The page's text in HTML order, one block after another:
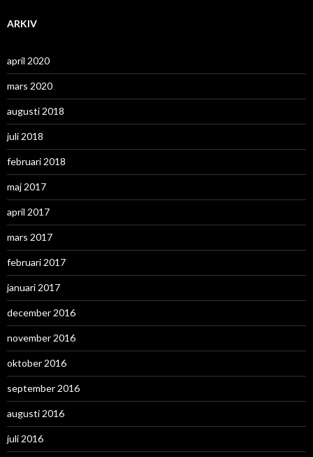
ARKIV
april 2020
mars 2020
augusti 2018
juli 2018
februari 2018
maj 2017
april 2017
mars 2017
februari 2017
januari 2017
december 2016
november 2016
oktober 2016
september 2016
augusti 2016
juli 2016